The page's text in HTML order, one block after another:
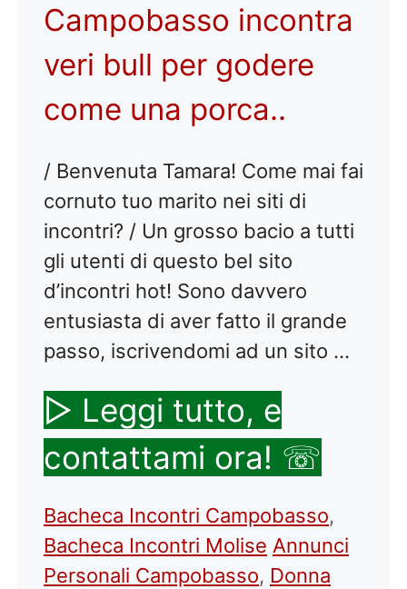
Campobasso incontra
veri bull per godere
come una porca..
/ Benvenuta Tamara! Come mai fai
cornuto tuo marito nei siti di
incontri? / Un grosso bacio a tutti
gli utenti di questo bel sito
d’incontri hot! Sono davvero
entusiasta di aver fatto il grande
passo, iscrivendomi ad un sito …
▷ Leggi tutto, e
contattami ora! ☏
Categorie
Bacheca Incontri Campobasso,
Bacheca Incontri Molise Tag
Annunci
Personali Campobasso, Donna